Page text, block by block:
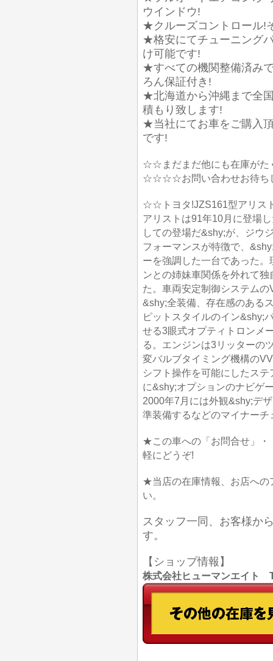
ウインドウ!
★クルーズコントロール!
★格安にてチューニング
け可能です!
★すべての機関整備済み
ろん保証付き!
★北海道から沖縄まで全
積もり致します!
★当社にてお車をご購入
です!
☆☆まだまだ他にも在庫が
☆☆☆☆お問い合わせお待
☆☆トヨタ!JZS161型アリス
アリストは91年10月に登場
しての登場だ&shy;が、ジウ
フォーマンスが特徴で、
ーを強調した一台であった
ンとの姉妹車関係を外れて
た。車両安定制御システム
&shy;全装備、存在感のある
ピットスタイルのイン&shy;
せる3眼式オプティトロンメ
る。エンジンは3リッターの
変バルブタイミング機構の
シフト操作を可能にしたス
に&shy;オプションのナビゲ
2000年7月には外観&shy;デ
準装備するなどのマイナー
★この車への「お問合せ」・
軽にどうぞ!
★当店の在庫情報、お店への
い。
スタッフ一同、お客様か
す。
【ショップ情報】
株式会社ヒューマンエイト